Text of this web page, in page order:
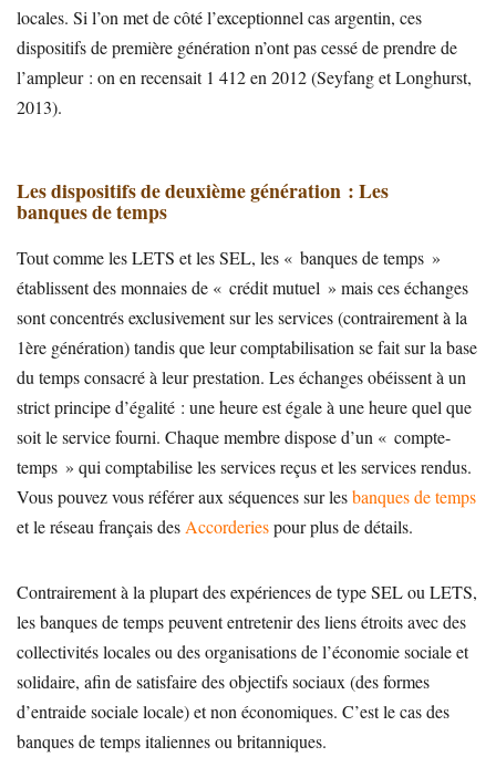
locales. Si l’on met de côté l’exceptionnel cas argentin, ces
dispositifs de première génération n’ont pas cessé de prendre de
l’ampleur : on en recensait 1 412 en 2012 (Seyfang et Longhurst,
2013).
Les dispositifs de deuxième génération : Les
banques de temps
Tout comme les LETS et les SEL, les « banques de temps »
établissent des monnaies de « crédit mutuel » mais ces échanges
sont concentrés exclusivement sur les services (contrairement à la
1ère génération) tandis que leur comptabilisation se fait sur la base
du temps consacré à leur prestation. Les échanges obéissent à un
strict principe d’égalité : une heure est égale à une heure quel que
soit le service fourni. Chaque membre dispose d’un « compte-
temps » qui comptabilise les services reçus et les services rendus.
Vous pouvez vous référer aux séquences sur lesbanques de temps
et le réseau français des Accorderiespour plus de détails.
Contrairement à la plupart des expériences de type SEL ou LETS,
les banques de temps peuvent entretenir des liens étroits avec des
collectivités locales ou des organisations de l’économie sociale et
solidaire, afin de satisfaire des objectifs sociaux (des formes
d’entraide sociale locale) et non économiques. C’est le cas des
banques de temps italiennes ou britanniques.